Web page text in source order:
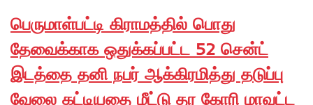
பெருமாள்பட்டி கிராமத்தில் பொது
தேவைக்காக ஒதுக்கப்பட்ட 52 சென்ட்
இடத்தை தனி நபர் ஆக்கிரமித்து தடுப்பு
வேலை கட்டியதை மீட்டு தர கோரி மாவட்ட